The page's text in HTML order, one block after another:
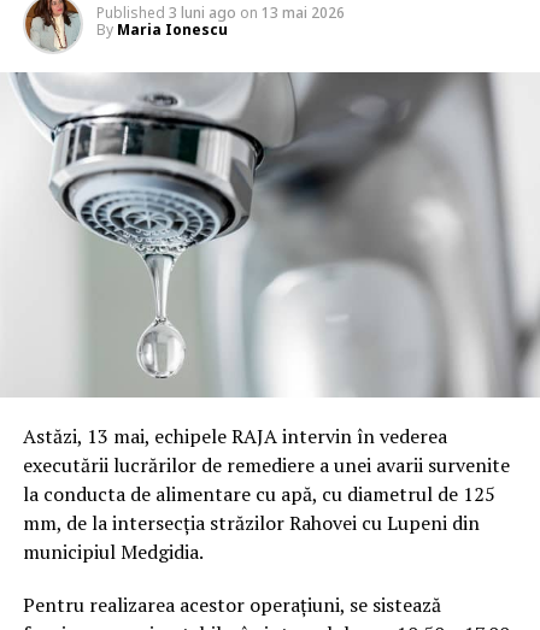
Published 3 luni ago on 13 mai 2026
By Maria Ionescu
Astăzi, 13 mai, echipele RAJA intervin în vederea
executării lucrărilor de remediere a unei avarii survenite
la conducta de alimentare cu apă, cu diametrul de 125
mm, de la intersecția străzilor Rahovei cu Lupeni din
municipiul Medgidia.
Pentru realizarea acestor operațiuni, se sistează